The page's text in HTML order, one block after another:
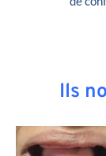
Ils